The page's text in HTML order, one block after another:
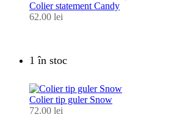
Colier statement Candy
62.00 lei
1 în stoc
Colier tip guler Snow
72.00 lei